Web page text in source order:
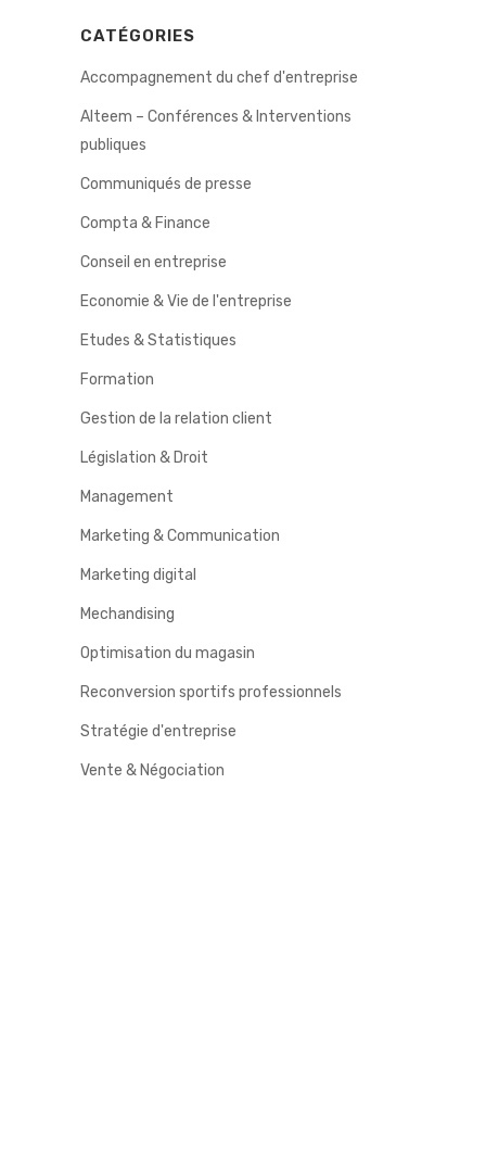
CATÉGORIES
Accompagnement du chef d'entreprise
Alteem – Conférences & Interventions
publiques
Communiqués de presse
Compta & Finance
Conseil en entreprise
Economie & Vie de l'entreprise
Etudes & Statistiques
Formation
Gestion de la relation client
Législation & Droit
Management
Marketing & Communication
Marketing digital
Mechandising
Optimisation du magasin
Reconversion sportifs professionnels
Stratégie d'entreprise
Vente & Négociation